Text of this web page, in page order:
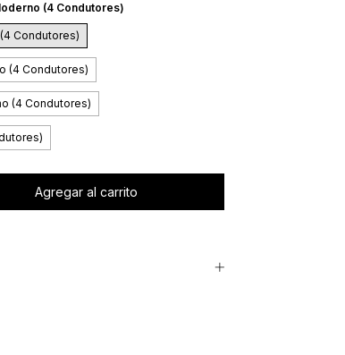
(4 Condutores)
Condutores)
(4 Condutores)
(4 Condutores)